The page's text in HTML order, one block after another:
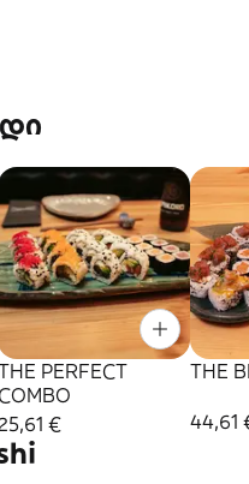
PERFECT
€
THE
44,61